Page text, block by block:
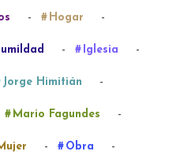
- Hogar -
- Iglesia -
Jorge Himitián -
Mario Fagundes -
- Obra -